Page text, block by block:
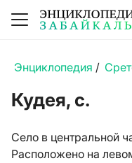
Энциклопедия /
Кудея, с.
Село в центральной
Расположено на